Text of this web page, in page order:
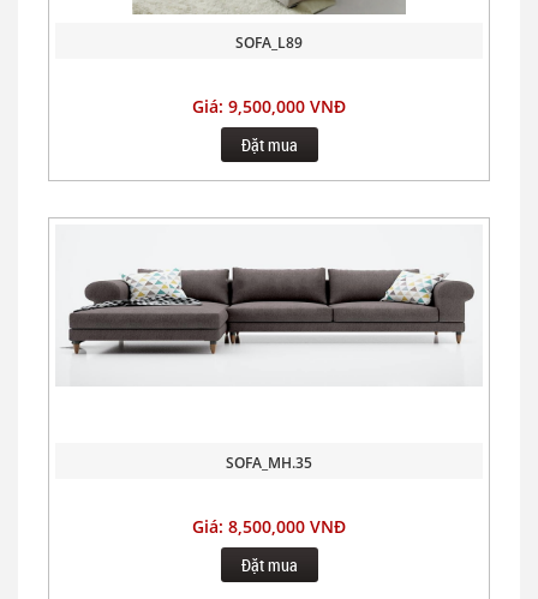
SOFA_L89
Giá: 9,500,000 VNĐ
Đặt mua
SOFA_MH.35
Giá: 8,500,000 VNĐ
Đặt mua